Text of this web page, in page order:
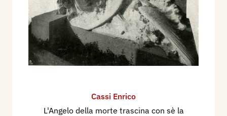
Cassi Enrico
L'Angelo della morte trascina con sè la